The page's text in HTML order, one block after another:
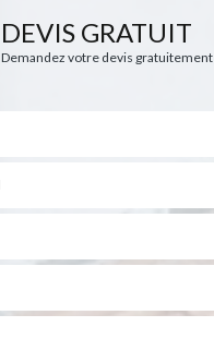
DEVIS GRATUIT
Demandez votre devis gratuitement